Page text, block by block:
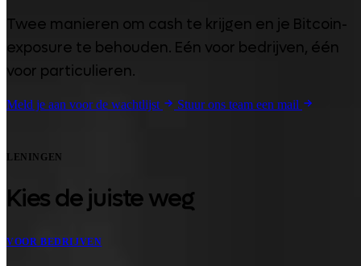
Twee manieren om cash te krijgen en je Bitcoin-
exposure te behouden. Eén voor bedrijven, één
voor particulieren.
Meld je aan voor de wachtlijst Stuur ons team een mail
LENINGEN
Kies de juiste weg
VOOR BEDRIJVEN